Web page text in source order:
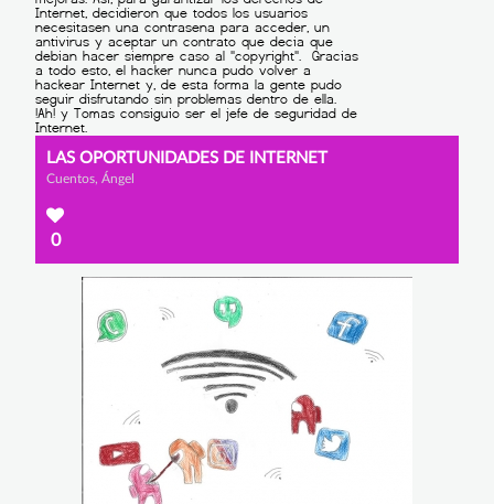
LAS OPORTUNIDADES DE INTERNET
Cuentos, Ángel
0